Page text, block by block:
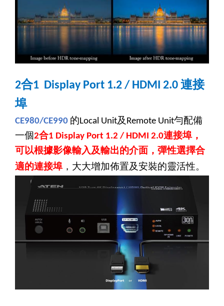
2合1 Display Port 1.2 / HDMI 2.0 連接
埠
CE980/CE990 的Local Unit及 Remote Unit勻配備
一個2合1 Display Port 1.2 / HDMI 2.0連接埠，
可以根據影像輸入及輸出的介面，彈性選擇合
適的連接埠，大大增加佈置及安裝的靈活性。